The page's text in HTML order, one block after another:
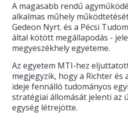
A magasabb rendű
alkalmas műhely
Gedeon Nyrt. és a Pécsi
által kötött megállapodás -
megyeszékhely egyeteme.
Az egyetem MTI-hez
megjegyzik, hogy a Richter és
ideje fennálló tudományos
stratégiai állomását jelenti az
egység létrejötte.